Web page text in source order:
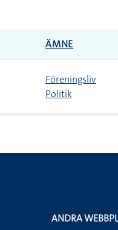
ÄMNE
Föreningsliv
Politik
ANDRA